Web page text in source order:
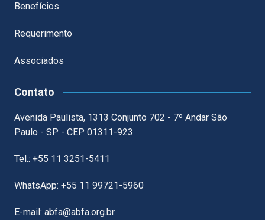
Benefícios
Requerimento
Associados
Contato
Avenida Paulista, 1313 Conjunto 702 - 7º Andar São
Paulo - SP - CEP 01311-923
Tel.: +55 11 3251-5411
WhatsApp: +55 11 99721-5960
E-mail: abfa@abfa.org.br